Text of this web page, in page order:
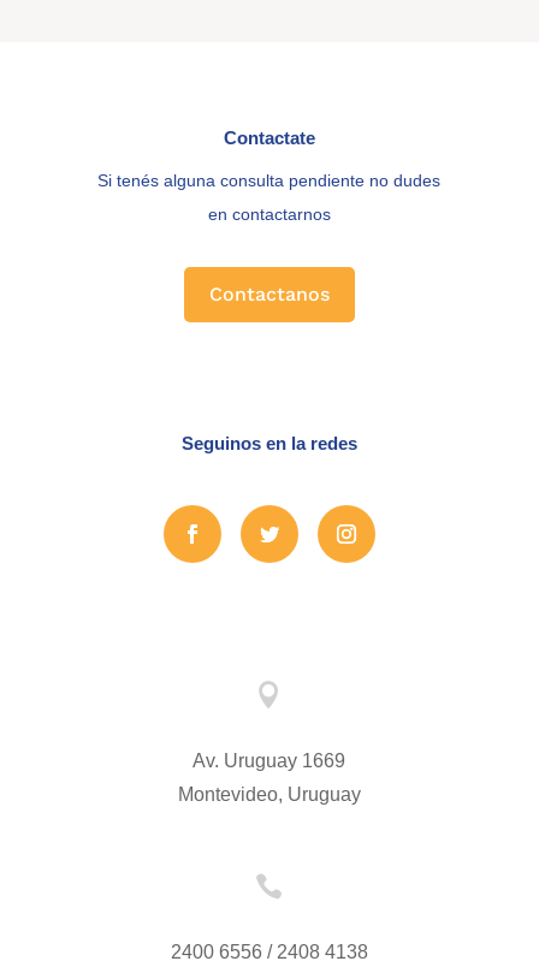
Contactate
Si tenés alguna consulta pendiente no dudes
en contactarnos
Contactanos
Seguinos en la redes

Av. Uruguay 1669
Montevideo, Uruguay

2400 6556 / 2408 4138